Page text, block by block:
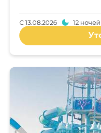
С13.08.2026 12 ночей